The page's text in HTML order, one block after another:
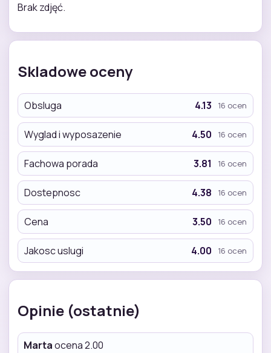
Brak zdjęć.
Skladowe oceny
Obsluga 4.13 16 ocen
Wyglad i wyposazenie 4.50 16 ocen
Fachowa porada 3.81 16 ocen
Dostepnosc 4.38 16 ocen
Cena 3.50 16 ocen
Jakosc uslugi 4.00 16 ocen
Opinie (ostatnie)
Martaocena 2.00